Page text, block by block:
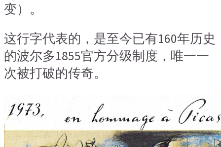
变）。
这行字代表的，是至今已有160年历史
的波尔多1855官方分级制度，唯一一
次被打破的传奇。